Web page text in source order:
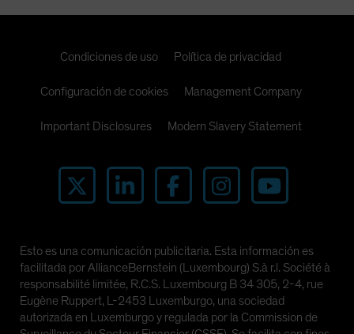
Condiciones de uso Política de privacidad
Configuración de cookies Management Company
Important Disclosures Modern Slavery Statement
Esto es una comunicación publicitaria. Esta información es
facilitada por AllianceBernstein (Luxembourg) S.à r.l. Société à
responsabilité limitée, R.C.S. Luxembourg B 34 305, 2-4, rue
Eugène Ruppert, L-2453 Luxemburgo, una sociedad
autorizada en Luxemburgo y regulada por la Commission de